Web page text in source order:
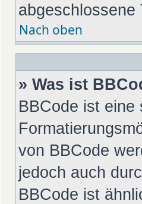
Nach oben
» Was ist
BBCode ist eine
von BBCode
jedoch auch
BBCode ist